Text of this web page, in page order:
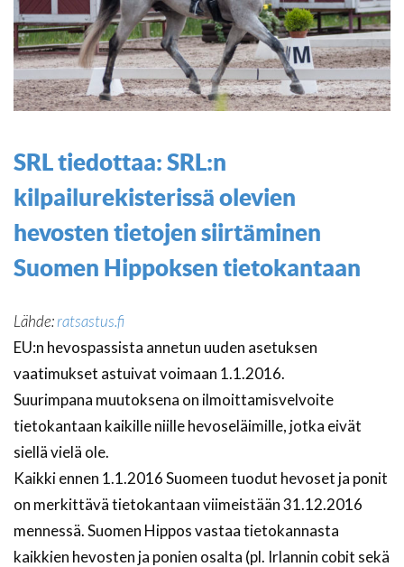
SRL tiedottaa: SRL:n
kilpailurekisterissä olevien
hevosten tietojen siirtäminen
Suomen Hippoksen tietokantaan
Lähde:ratsastus.fi
EU:n hevospassista annetun uuden asetuksen
vaatimukset astuivat voimaan 1.1.2016.
Suurimpana muutoksena on ilmoittamisvelvoite
tietokantaan kaikille niille hevoseläimille, jotka eivät
siellä vielä ole.
Kaikki ennen 1.1.2016 Suomeen tuodut hevoset ja ponit
on merkittävä tietokantaan viimeistään 31.12.2016
mennessä. Suomen Hippos vastaa tietokannasta
kaikkien hevosten ja ponien osalta (pl. Irlannin cobit sekä